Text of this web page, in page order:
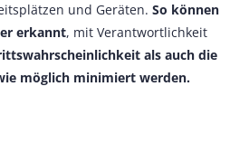
und Geräten. So können
erkannt, mit Verantwortlichkeit
als auch die
möglich minimiert werden.